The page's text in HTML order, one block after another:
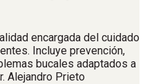
encargada del cuidado
Incluye prevención,
bucales adaptados a
Alejandro Prieto